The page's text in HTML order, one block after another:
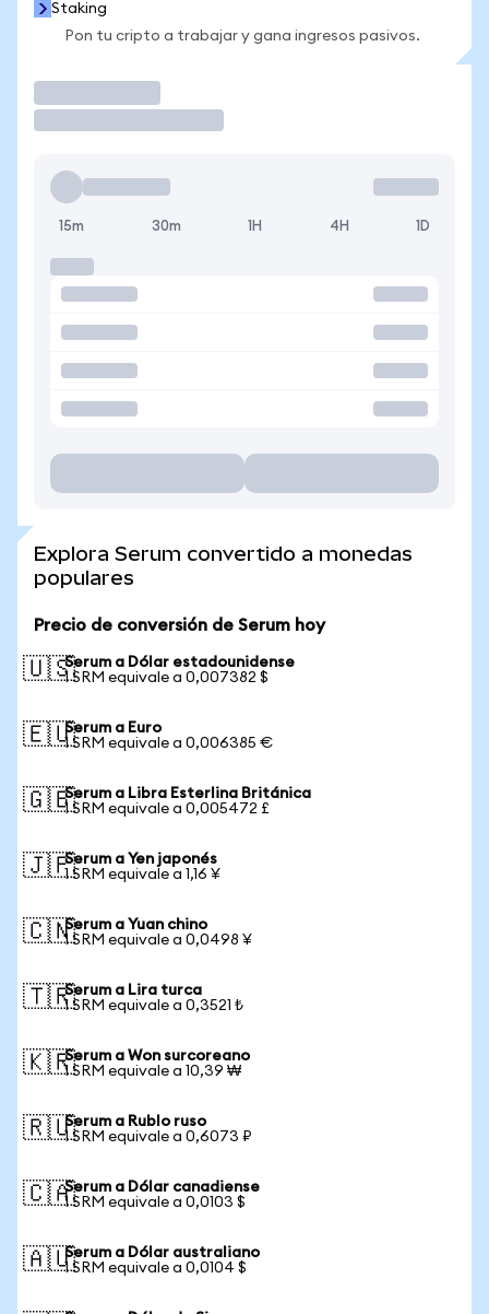
Staking
Pon tu cripto a trabajar y gana ingresos pasivos.
15m 30m 1H 4H 1D
Explora Serum convertido a monedas
populares
Precio de conversión de Serum hoy
🇺🇸Serum a Dólar estadounidense
1 SRM equivale a 0,007382 $
🇪🇺Serum a Euro
1 SRM equivale a 0,006385 €
🇬🇧Serum a Libra Esterlina Británica
1 SRM equivale a 0,005472 £
🇯🇵Serum a Yen japonés
1 SRM equivale a 1,16 ¥
🇨🇳Serum a Yuan chino
1 SRM equivale a 0,0498 ¥
🇹🇷Serum a Lira turca
1 SRM equivale a 0,3521 ₺
🇰🇷Serum a Won surcoreano
1 SRM equivale a 10,39 ₩
🇷🇺Serum a Rublo ruso
1 SRM equivale a 0,6073 ₽
🇨🇦Serum a Dólar canadiense
1 SRM equivale a 0,0103 $
🇦🇺Serum a Dólar australiano
1 SRM equivale a 0,0104 $